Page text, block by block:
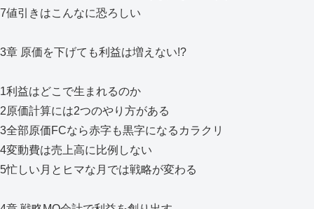
7値引きはこんなに恐ろしい
3章 原価を下げても利益は増えない!?
1利益はどこで生まれるのか
2原価計算には2つのやり方がある
3全部原価FCなら赤字も黒字になるカラクリ
4変動費は売上高に比例しない
5忙しい月とヒマな月では戦略が変わる